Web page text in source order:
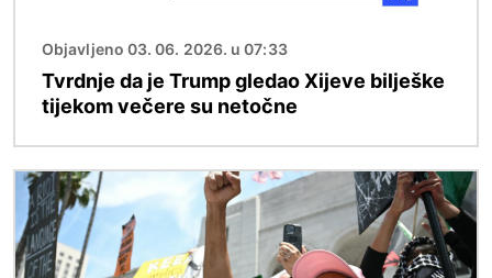
Objavljeno 03. 06. 2026. u 07:33
Tvrdnje da je Trump gledao Xijeve bilješke
tijekom večere su netočne
Slika